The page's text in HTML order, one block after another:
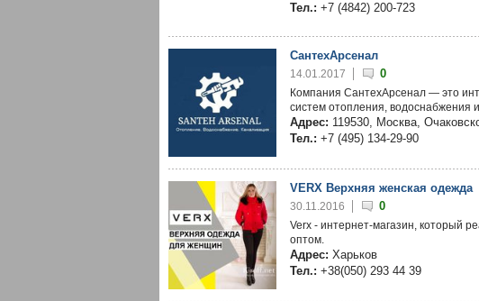
Тел.: +7 (4842) 200-723
СантехАрсенал
14.01.2017 0
Компания СантехАрсенал — это
систем отопления, водоснабжения
Адрес: 119530, Москва,
Тел.: +7 (495) 134-29-90
VERX Верхняя женская одежда
30.11.2016 0
Verx - интернет-магазин, который
оптом.
Адрес: Харьков
Тел.: +38(050) 293 44 39